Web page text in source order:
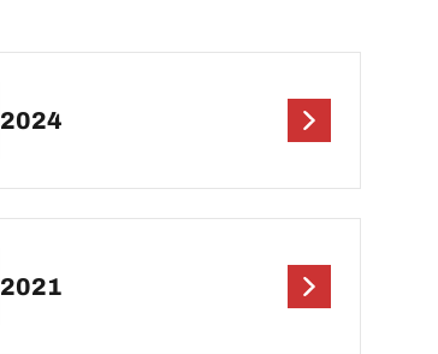
2024
2021